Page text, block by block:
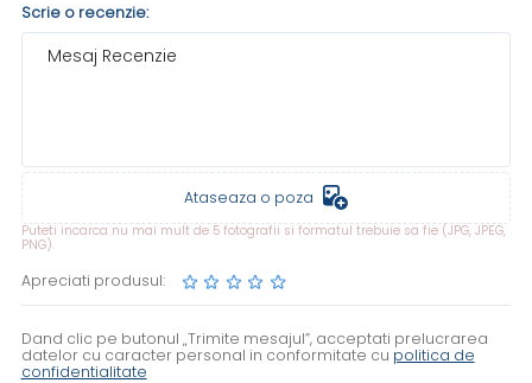
Scrie o recenzie:
Mesaj Recenzie
Ataseaza o poza
Puteti incarca nu mai mult de 5 fotografii si formatul trebuie sa fie (JPG, JPEG,
PNG).
Apreciati produsul:
Dand clic pe butonul „Trimite mesajul”, acceptati prelucrarea
datelor cu caracter personal in conformitate cu politica de
confidentialitate